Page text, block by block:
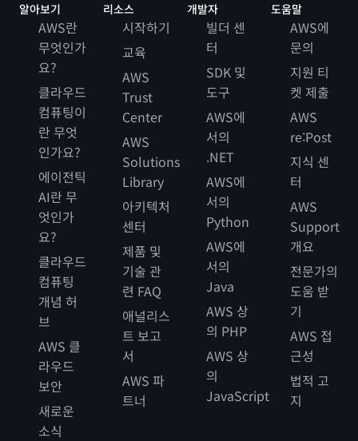
알아보기
AWS란
무엇인가
요?
클라우드
컴퓨팅이
란 무엇
인가요?
에이전틱
AI란 무
엇인가
요?
클라우드
컴퓨팅
개념 허
브
AWS 클
라우드
보안
새로운
소식
리소스
시작하기
교육
AWS
Trust
Center
AWS
Solutions
Library
아키텍처
센터
제품 및
기술 관
련 FAQ
애널리스
트 보고
서
AWS 파
트너
개발자
빌더 센
터
SDK 및
도구
AWS에
서의
.NET
AWS에
서의
Python
AWS에
서의
Java
AWS 상
의 PHP
AWS 상
의
JavaScript
도움말
AWS에
문의
지원 티
켓 제출
AWS
re:Post
지식 센
터
AWS
Support
개요
전문가의
도움 받
기
AWS 접
근성
법적 고
지